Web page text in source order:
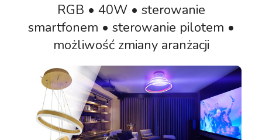
RGB • 40W • sterowanie
smartfonem • sterowanie pilotem •
możliwość zmiany aranżacji